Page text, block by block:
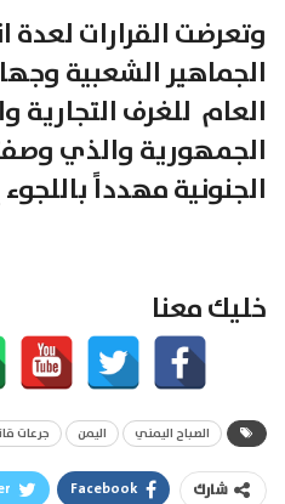
وتعرضت القرارات
الجماهير الشعبية
العام للغرف
الجمهورية والذي
الجنونية مهدداً
خليك معنا
الصباح اليمني اليمن جرعات
شارك Facebook